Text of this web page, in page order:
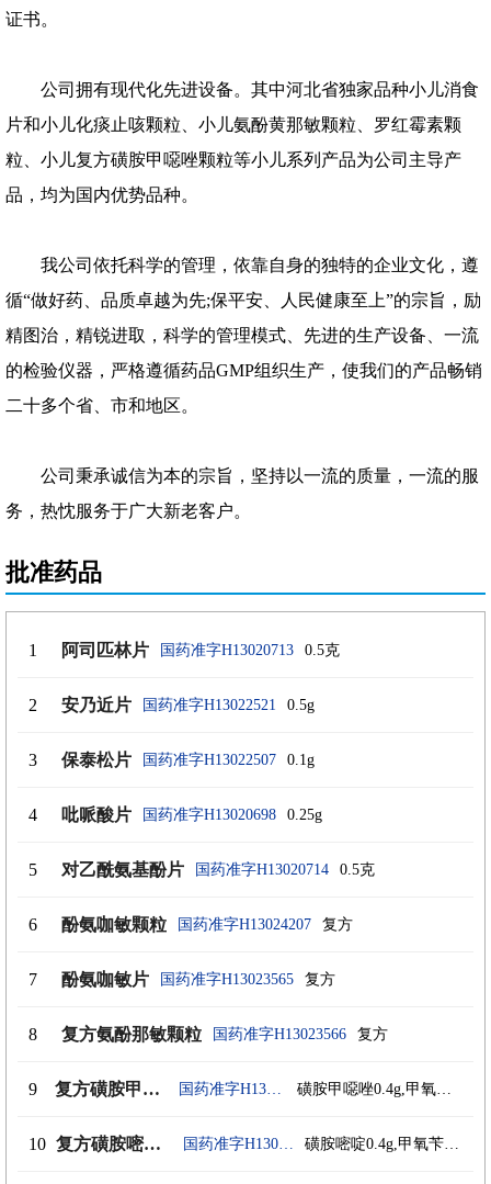
证书。
公司拥有现代化先进设备。其中河北省独家品种小儿消食
片和小儿化痰止咳颗粒、小儿氨酚黄那敏颗粒、罗红霉素颗
粒、小儿复方磺胺甲噁唑颗粒等小儿系列产品为公司主导产
品，均为国内优势品种。
我公司依托科学的管理，依靠自身的独特的企业文化，遵
循“做好药、品质卓越为先;保平安、人民健康至上”的宗旨，励
精图治，精锐进取，科学的管理模式、先进的生产设备、一流
的检验仪器，严格遵循药品GMP组织生产，使我们的产品畅销
二十多个省、市和地区。
公司秉承诚信为本的宗旨，坚持以一流的质量，一流的服
务，热忱服务于广大新老客户。
批准药品
1 阿司匹林片 国药准字H13020713 0.5克
2 安乃近片 国药准字H13022521 0.5g
3 保泰松片 国药准字H13022507 0.1g
4 吡哌酸片 国药准字H13020698 0.25g
5 对乙酰氨基酚片 国药准字H13020714 0.5克
6 酚氨咖敏颗粒 国药准字H13024207 复方
7 酚氨咖敏片 国药准字H13023565 复方
8 复方氨酚那敏颗粒 国药准字H13023566 复方
9 复方磺胺甲噁唑片 国药准字H13020710 磺胺甲噁唑0.4g,甲氧苄啶80mg
10 复方磺胺嘧啶颗粒 国药准字H13023567 磺胺嘧啶0.4g,甲氧苄啶50mg